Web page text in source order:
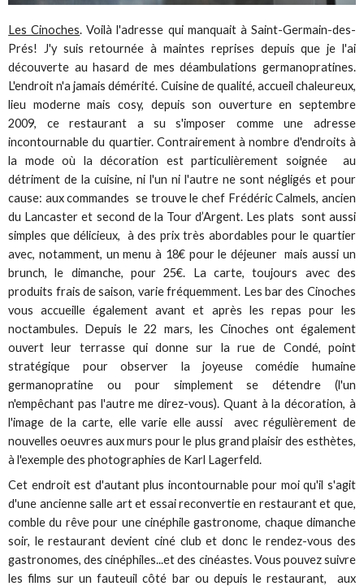
Les Cinoches. Voilà l'adresse qui manquait à Saint-Germain-des-
Prés! J'y suis retournée à maintes reprises depuis que je l'ai
découverte au hasard de mes déambulations germanopratines.
L'endroit n'a jamais démérité. Cuisine de qualité, accueil chaleureux,
lieu moderne mais cosy, depuis son ouverture en septembre
2009, ce restaurant a su s'imposer comme une adresse
incontournable du quartier. Contrairement à nombre d'endroits à
la mode où la décoration est particulièrement soignée au
détriment de la cuisine, ni l'un ni l'autre ne sont négligés et pour
cause: aux commandes se trouve le chef Frédéric Calmels, ancien
du Lancaster et second de la Tour d’Argent. Les plats sont aussi
simples que délicieux, à des prix très abordables pour le quartier
avec, notamment, un menu à 18€ pour le déjeuner mais aussi un
brunch, le dimanche, pour 25€. La carte, toujours avec des
produits frais de saison, varie fréquemment. Les bar des Cinoches
vous accueille également avant et après les repas pour les
noctambules. Depuis le 22 mars, les Cinoches ont également
ouvert leur terrasse qui donne sur la rue de Condé, point
stratégique pour observer la joyeuse comédie humaine
germanopratine ou pour simplement se détendre (l'un
n'empêchant pas l'autre me direz-vous). Quant à la décoration, à
l'image de la carte, elle varie elle aussi avec régulièrement de
nouvelles oeuvres aux murs pour le plus grand plaisir des esthètes,
à l'exemple des photographies de Karl Lagerfeld.
Cet endroit est d'autant plus incontournable pour moi qu'il s'agit
d'une ancienne salle art et essai reconvertie en restaurant et que,
comble du rêve pour une cinéphile gastronome, chaque dimanche
soir, le restaurant devient ciné club et donc le rendez-vous des
gastronomes, des cinéphiles...et des cinéastes. Vous pouvez suivre
les films sur un fauteuil côté bar ou depuis le restaurant, aux